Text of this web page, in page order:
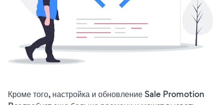
Кроме того, настройка и обновление Sale Promotion